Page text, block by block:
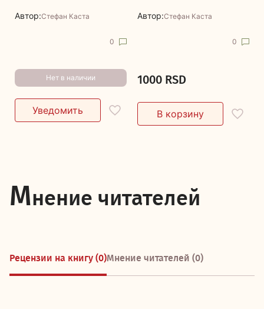
Автор:Стефан Каста
0
Нет в наличии
Автор:Стефан Каста
0
1000 RSD
Мнение читателей
Рецензии на книгу (0)Мнение читателей (0)